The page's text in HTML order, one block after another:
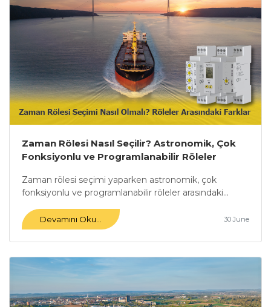
Zaman Rölesi Nasıl Seçilir? Astronomik, Çok
Fonksiyonlu ve Programlanabilir Röleler
Zaman rölesi seçimi yaparken astronomik, çok
fonksiyonlu ve programlanabilir röleler arasındaki...
Devamını Oku... 30 June